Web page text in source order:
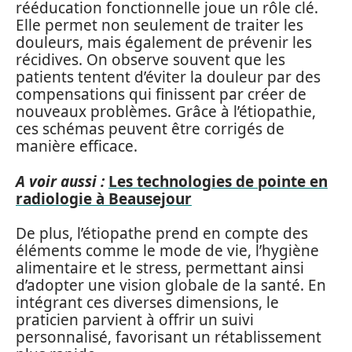
rééducation fonctionnelle joue un rôle clé.
Elle permet non seulement de traiter les
douleurs, mais également de prévenir les
récidives. On observe souvent que les
patients tentent d’éviter la douleur par des
compensations qui finissent par créer de
nouveaux problèmes. Grâce à l’étiopathie,
ces schémas peuvent être corrigés de
manière efficace.
A voir aussi : Les technologies de pointe en
radiologie à Beausejour
De plus, l’étiopathe prend en compte des
éléments comme le mode de vie, l’hygiène
alimentaire et le stress, permettant ainsi
d’adopter une vision globale de la santé. En
intégrant ces diverses dimensions, le
praticien parvient à offrir un suivi
personnalisé, favorisant un rétablissement